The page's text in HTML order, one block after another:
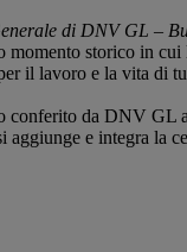
di DNV GL –
storico in cui
il lavoro e la vita di
conferito da DNV GL
e integra la